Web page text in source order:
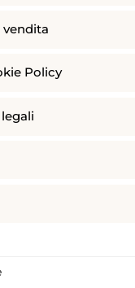
Policy